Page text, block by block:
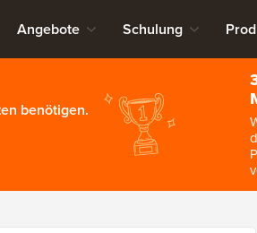
Angebote Schulung
benötigen.